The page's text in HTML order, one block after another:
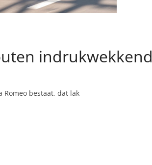
indrukwekkend
bestaat, dat lak